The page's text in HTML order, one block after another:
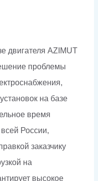
двигателя AZIMUT
проблемы
на базе
время
России,
заказчику
на
высокое